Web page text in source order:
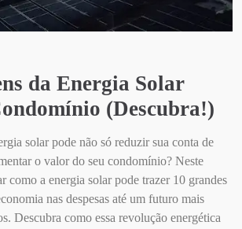
da Energia Solar
(Descubra!)
solar pode não só reduzir sua conta de
o valor do seu condomínio? Neste
como a energia solar pode trazer 10 grandes
nas despesas até um futuro mais
Descubra como essa revolução energética